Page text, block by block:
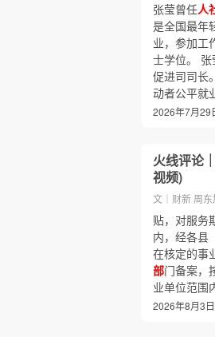
张莹曾任人
是全国最年
业，参加工
士学位。
促进司司长
动者公平就
2026年7月29
火线评论
视频)
文｜财新 周东
贴，对服务
内，经各县
在核定的事
部门备案，
业单位范
2026年8月3日